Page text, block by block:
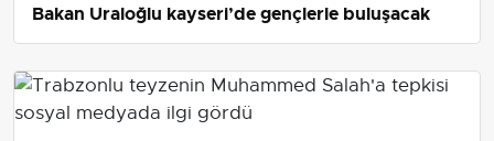
Bakan Uraloğlu kayseri’de gençlerle buluşacak